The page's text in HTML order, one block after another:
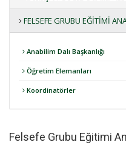
FELSEFE GRUBU EĞITIMI
Anabilim Dalı Başkanlığı
Öğretim Elemanları
Koordinatörler
Felsefe Grubu Eğitimi